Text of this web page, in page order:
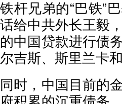
铁杆兄弟的“巴铁”
话给中共外长王毅
的中国贷款进行债
尔吉斯、斯里兰卡
同时，中国目前的